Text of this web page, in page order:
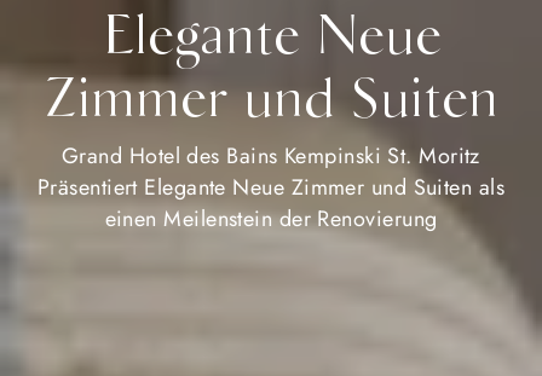
Elegante Neue
Zimmer und Suiten
Grand Hotel des Bains Kempinski St. Moritz
Präsentiert Elegante Neue Zimmer und Suiten als
einen Meilenstein der Renovierung